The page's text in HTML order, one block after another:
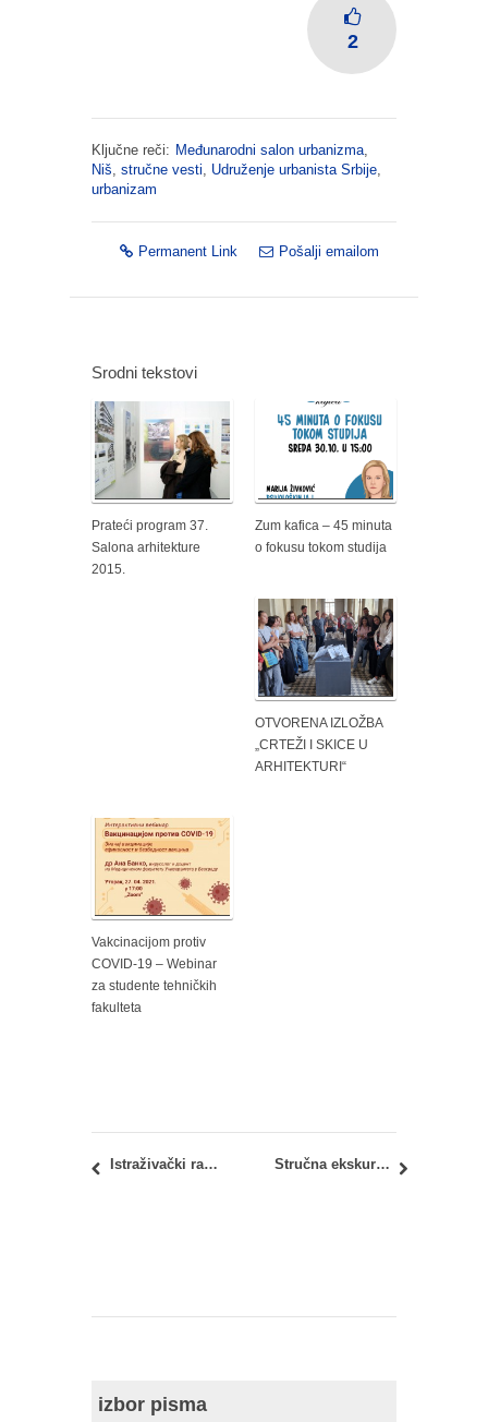
2
Ključne reči: Međunarodni salon urbanizma
Niš stručne vesti Udruženje urbanista Srbije
urbanizam
Permanent Link Pošalji emailom
Srodni tekstovi
Prateći program 37.
Salona arhitekture
2015.
Zum kafica – 45 minuta
o fokusu tokom studija
OTVORENA IZLOŽBA
„CRTEŽI I SKICE U
ARHITEKTURI“
Vakcinacijom protiv
COVID-19 – Webinar
za studente tehničkih
fakulteta
Istraživački rad: Sinergija istraživanja studenata master i doktorskih studija Integralni urbanizam Stručna ekskurzija: projekat regionalnog razvoja prostora Resava – Mlava
izbor pisma